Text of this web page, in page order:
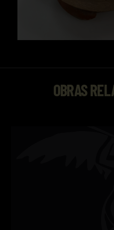
OBRAS